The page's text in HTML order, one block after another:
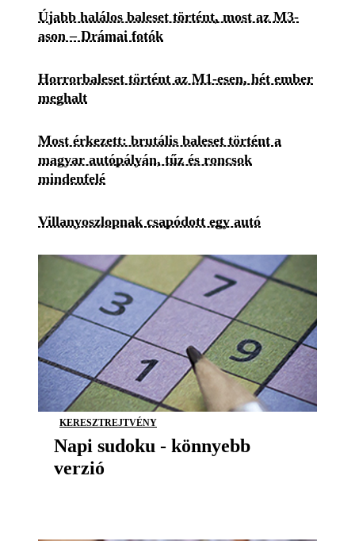
Újabb halálos baleset történt, most az M3-
ason – Drámai fotók
Horrorbaleset történt az M1-esen, hét ember
meghalt
Most érkezett: brutális baleset történt a
magyar autópályán, tűz és roncsok
mindenfelé
Villanyoszlopnak csapódott egy autó
KERESZTREJTVÉNY
Napi sudoku - könnyebb
verzió